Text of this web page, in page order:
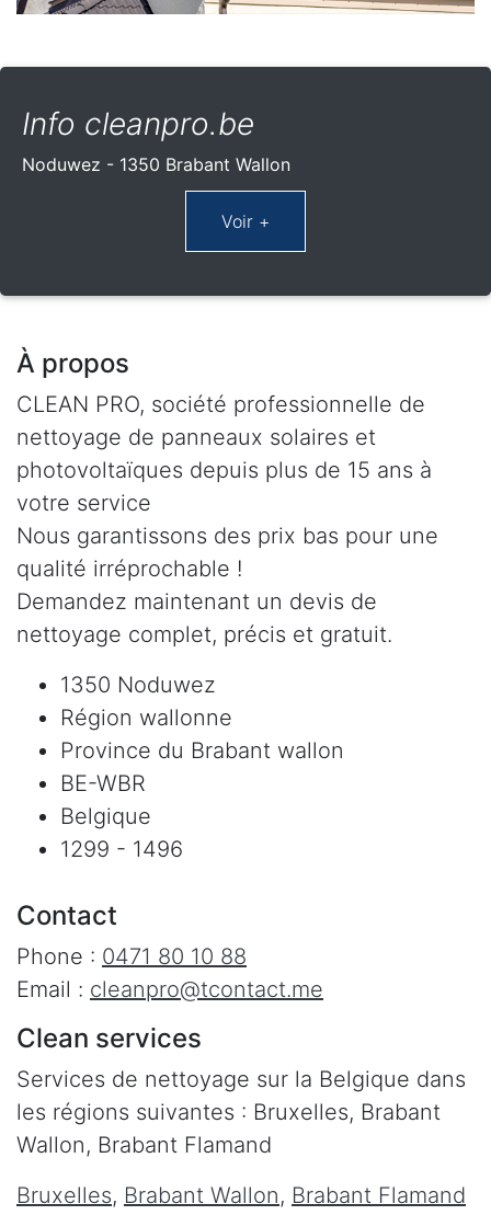
Info cleanpro.be
Noduwez - 1350 Brabant Wallon
À propos
CLEAN PRO, société professionnelle de
nettoyage de panneaux solaires et
photovoltaïques depuis plus de 15 ans à
votre service
Nous garantissons des prix bas pour une
qualité irréprochable !
Demandez maintenant un devis de
nettoyage complet, précis et gratuit.
1350 Noduwez
Région wallonne
Province du Brabant wallon
BE-WBR
Belgique
1299 - 1496
Contact
Phone : 0471 80 10 88
Email : cleanpro@tcontact.me
Clean services
Services de nettoyage sur la Belgique dans
les régions suivantes : Bruxelles, Brabant
Wallon, Brabant Flamand
Bruxelles, Brabant Wallon, Brabant Flamand